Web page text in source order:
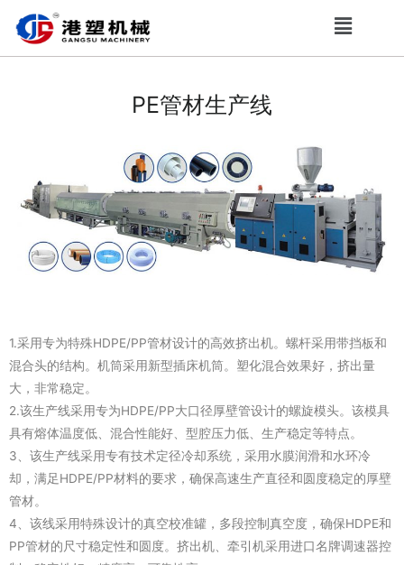
PE管材生产线
1.采用专为特殊HDPE/PP管材设计的高效挤出机。螺杆采用带挡板和
混合头的结构。机筒采用新型插床机筒。塑化混合效果好，挤出量
大，非常稳定。
2.该生产线采用专为HDPE/PP大口径厚壁管设计的螺旋模头。该模具
具有熔体温度低、混合性能好、型腔压力低、生产稳定等特点。
3、该生产线采用专有技术定径冷却系统，采用水膜润滑和水环冷
却，满足HDPE/PP材料的要求，确保高速生产直径和圆度稳定的厚壁
管材。
4、该线采用特殊设计的真空校准罐，多段控制真空度，确保HDPE和
PP管材的尺寸稳定性和圆度。挤出机、牵引机采用进口名牌调速器控